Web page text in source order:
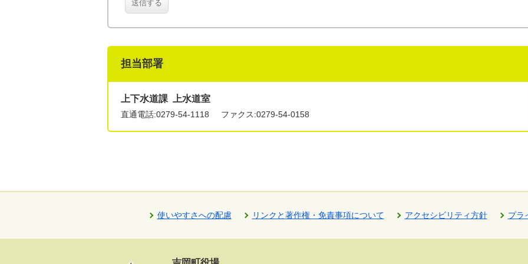
送信する
担当部署
上下水道課 上水道室
直通電話:0279-54-1118 ファクス:0279-54-0158
使いやすさへの配慮 リンクと著作権・免責事項について アクセシビリティ方針 プラ